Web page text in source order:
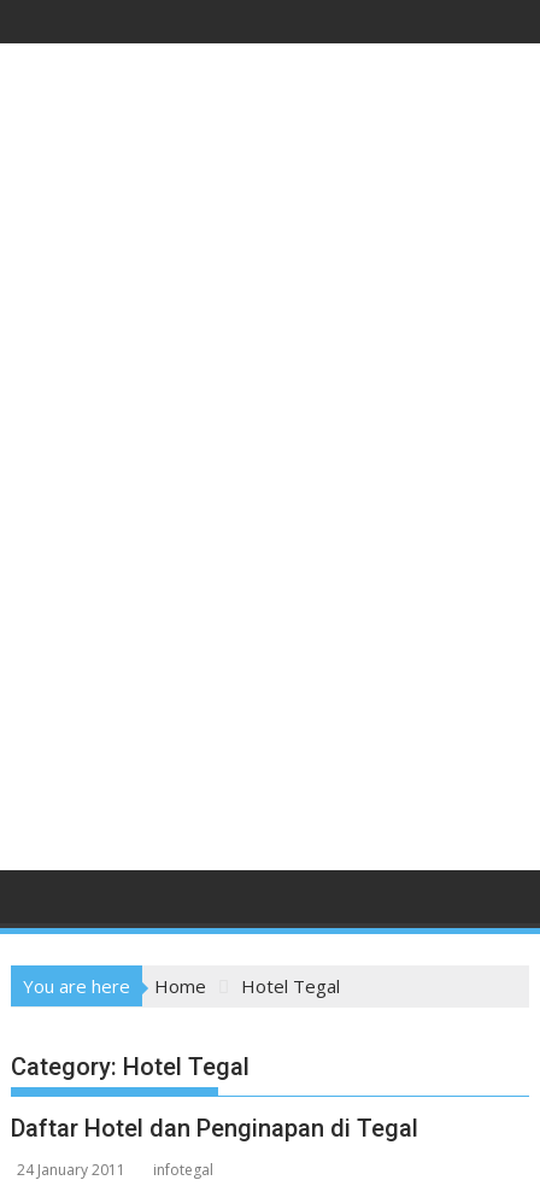
to
You are here Home Hotel Tegal
Category: Hotel Tegal
Daftar Hotel dan Penginapan di Tegal
24 January 2011 infotegal